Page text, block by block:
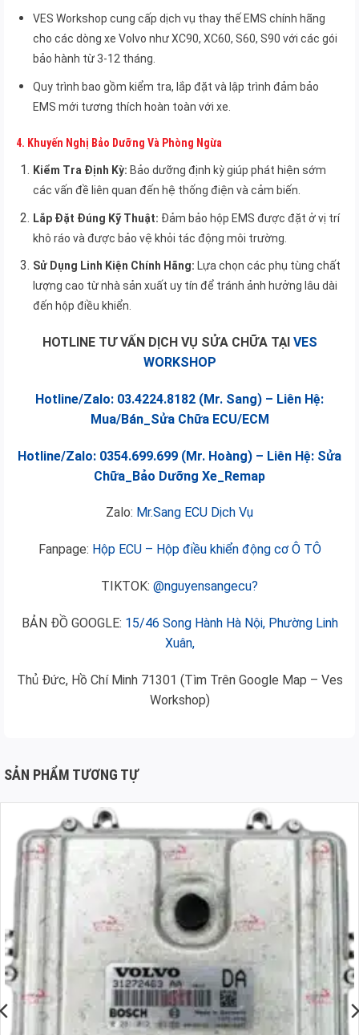
VES Workshop cung cấp dịch vụ thay thế EMS chính hãng
cho các dòng xe Volvo như XC90, XC60, S60, S90 với các gói
bảo hành từ 3-12 tháng.
Quy trình bao gồm kiểm tra, lắp đặt và lập trình đảm bảo
EMS mới tương thích hoàn toàn với xe.
4. Khuyến Nghị Bảo Dưỡng Và Phòng Ngừa
Kiểm Tra Định Kỳ: Bảo dưỡng định kỳ giúp phát hiện sớm
các vấn đề liên quan đến hệ thống điện và cảm biến.
Lắp Đặt Đúng Kỹ Thuật: Đảm bảo hộp EMS được đặt ở vị trí
khô ráo và được bảo vệ khỏi tác động môi trường.
Sử Dụng Linh Kiện Chính Hãng: Lựa chọn các phụ tùng chất
lượng cao từ nhà sản xuất uy tín để tránh ảnh hưởng lâu dài
đến hộp điều khiển.
HOTLINE TƯ VẤN DỊCH VỤ SỬA CHỮA TẠI VES
WORKSHOP
Hotline/Zalo: 03.4224.8182 (Mr. Sang) – Liên Hệ:
Mua/Bán_Sửa Chữa ECU/ECM
Hotline/Zalo: 0354.699.699 (Mr. Hoàng) – Liên Hệ: Sửa
Chữa_Bảo Dưỡng Xe_Remap
Zalo: Mr.Sang ECU Dịch Vụ
Fanpage: Hộp ECU – Hộp điều khiển động cơ Ô TÔ
TIKTOK: @nguyensangecu?
BẢN ĐỒ GOOGLE: 15/46 Song Hành Hà Nội, Phường Linh
Xuân,
Thủ Đức, Hồ Chí Minh 71301 (Tìm Trên Google Map – Ves
Workshop)
SẢN PHẨM TƯƠNG TỰ